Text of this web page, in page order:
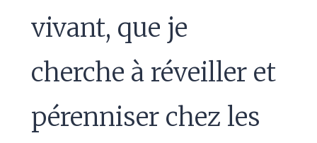
vivant, que je
cherche à réveiller et
pérenniser chez les